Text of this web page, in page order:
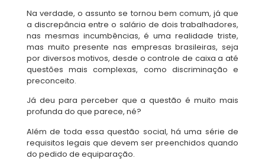
Na verdade, o assunto se tornou bem comum, já que
a discrepância entre o salário de dois trabalhadores,
nas mesmas incumbências, é uma realidade triste,
mas muito presente nas empresas brasileiras, seja
por diversos motivos, desde o controle de caixa a até
questões mais complexas, como discriminação e
preconceito.
Já deu para perceber que a questão é muito mais
profunda do que parece, né?
Além de toda essa questão social, há uma série de
requisitos legais que devem ser preenchidos quando
do pedido de equiparação.